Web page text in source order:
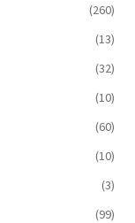
(260)
(13)
(32)
(10)
(60)
(10)
(3)
(99)